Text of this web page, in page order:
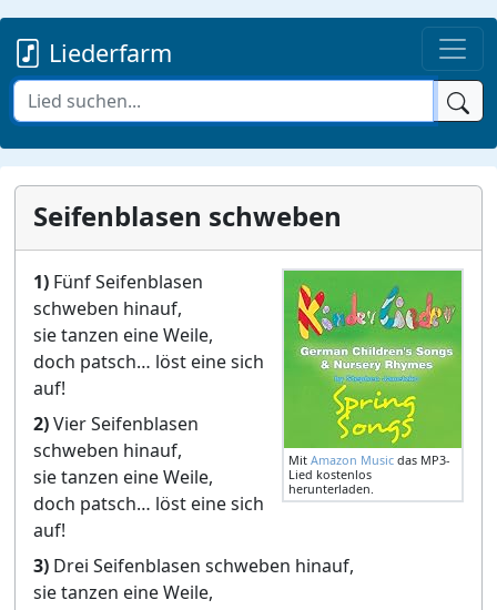
Liederfarm
Seifenblasen schweben
Mit Amazon Music das MP3-
Lied kostenlos
herunterladen.
1) Fünf Seifenblasen
schweben hinauf,
sie tanzen eine Weile,
doch patsch… löst eine sich
auf!
2)Vier Seifenblasen
schweben hinauf,
sie tanzen eine Weile,
doch patsch… löst eine sich
auf!
3) Drei Seifenblasen schweben hinauf,
sie tanzen eine Weile,